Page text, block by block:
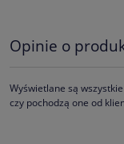
Opinie o
Wyświetlane są
czy pochodzą one od